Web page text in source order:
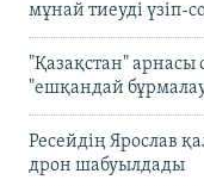
мұнай тиеуді үзіп-
"Қазақстан" арнасы
"ешқандай
Ресейдің Ярослав
дрон шабуылдады